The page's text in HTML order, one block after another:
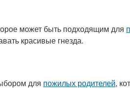
может быть подходящим для
красивые гнезда.
для пожилых родителей,